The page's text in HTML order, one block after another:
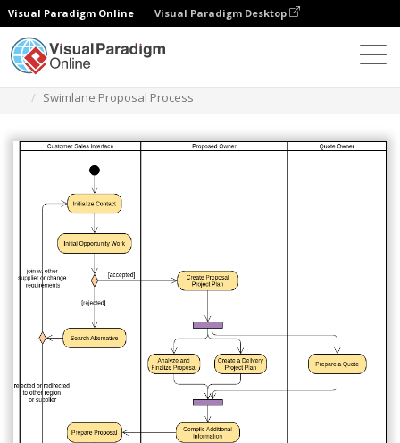
Visual Paradigm Online Visual Paradigm Desktop
Swimlane Proposal Process